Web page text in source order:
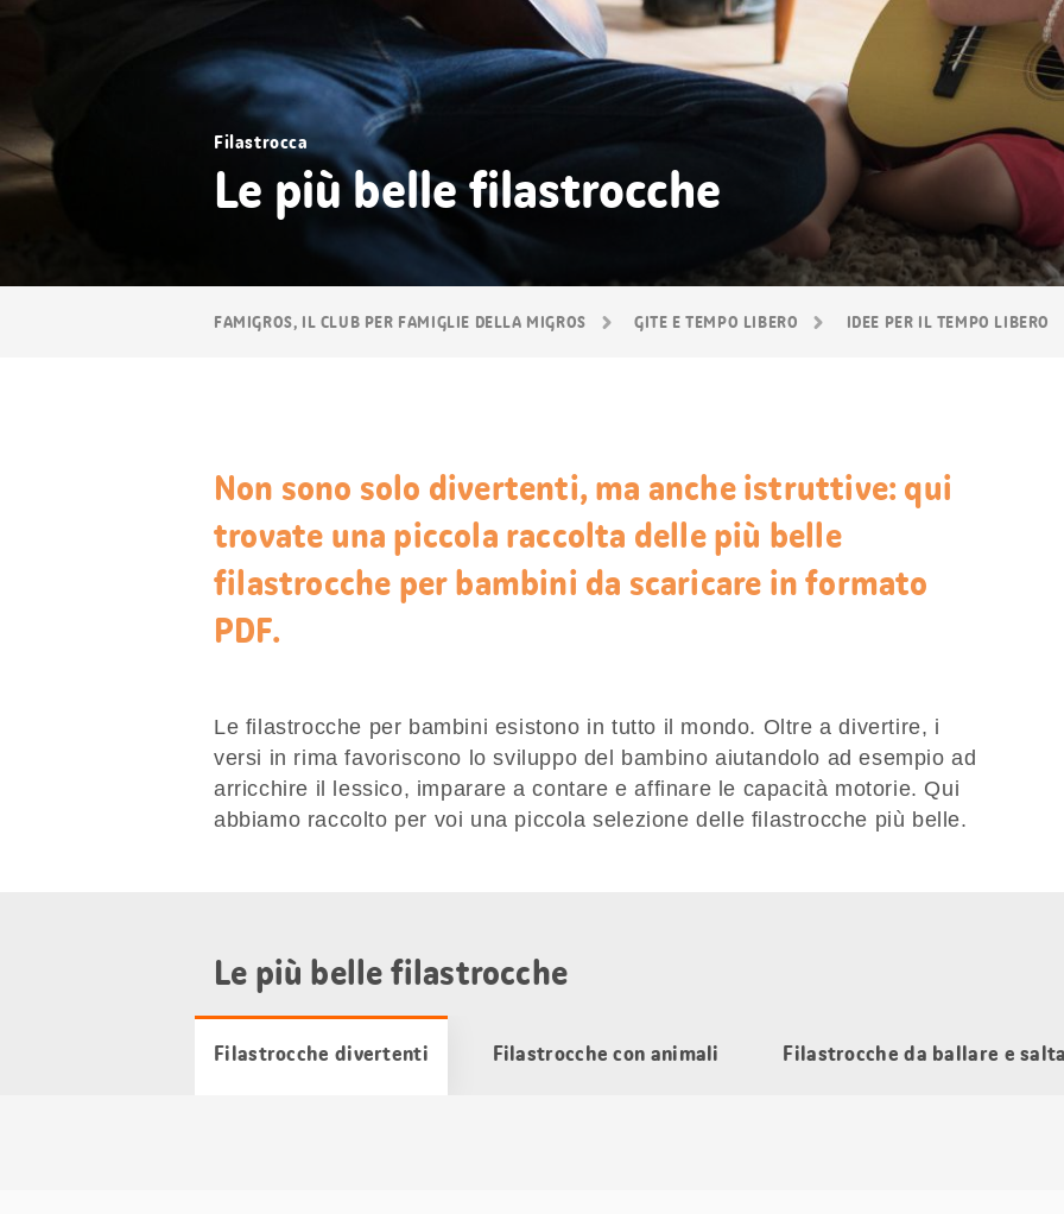
FAMIGROS, IL CLUB PER FAMIGLIE DELLA MIGROS GITE E TEMPO LIBERO IDEE PER IL TEMPO LIBERO
Filastrocca
Le più belle filastrocche
Non sono solo divertenti, ma anche istruttive: qui
trovate una piccola raccolta delle più belle
filastrocche per bambini da scaricare in formato
PDF.
Le filastrocche per bambini esistono in tutto il mondo. Oltre a divertire, i
versi in rima favoriscono lo sviluppo del bambino aiutandolo ad esempio ad
arricchire il lessico, imparare a contare e affinare le capacità motorie. Qui
abbiamo raccolto per voi una piccola selezione delle filastrocche più belle.
Le più belle filastrocche
Filastrocche divertenti Filastrocche con animali Filastrocche da ballare e